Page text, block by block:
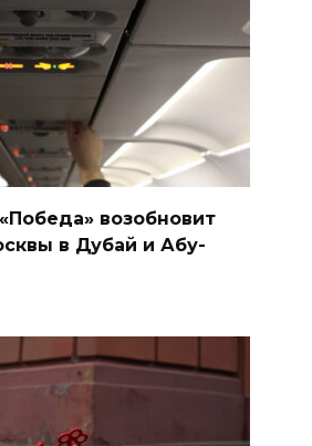
возобновит
в Дубай и Абу-